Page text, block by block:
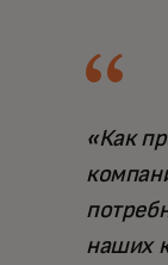
«Как
наших